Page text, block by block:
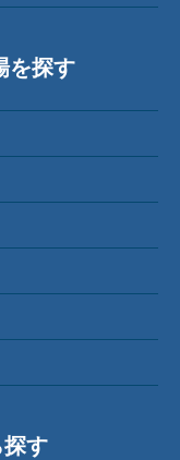
を探す
す